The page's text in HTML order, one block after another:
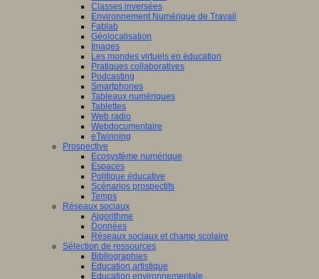
Classes inversées
Environnement Numérique de Travail
Fablab
Géolocalisation
Images
Les mondes virtuels en éducation
Pratiques collaboratives
Podcasting
Smartphones
Tableaux numériques
Tablettes
Web radio
Webdocumentaire
eTwinning
Prospective
Ecosystème numérique
Espaces
Politique éducative
Scénarios prospectifs
Temps
Réseaux sociaux
Algorithme
Données
Réseaux sociaux et champ scolaire
Sélection de ressources
Bibliographies
Education artistique
Education environnementale